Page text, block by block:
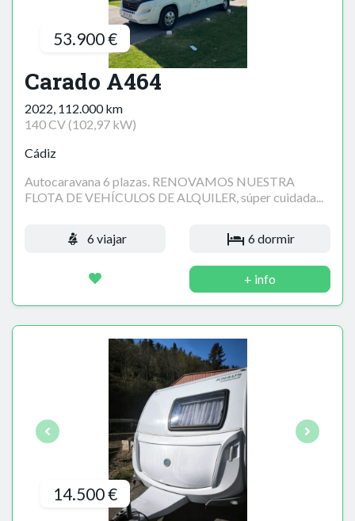
53.900 €
Carado A464
2022, 112.000 km
140 CV (102,97 kW)
Cádiz
Autocaravana 6 plazas. RENOVAMOS NUESTRA
FLOTA DE VEHÍCULOS DE ALQUILER, súper cuidada...
6 viajar 6 dormir
+ info
14.500 €